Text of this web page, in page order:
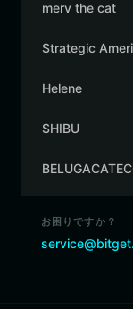
merv the cat
Strategic
Helene
SHIBU
お困りですか？